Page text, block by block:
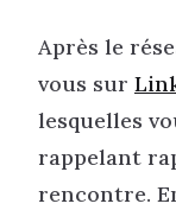
Après le
vous sur
lesquelles
rappelant
rencontre.